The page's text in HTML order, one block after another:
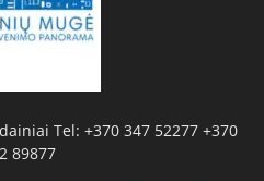
Tel: +370 347 52277 +370
89877